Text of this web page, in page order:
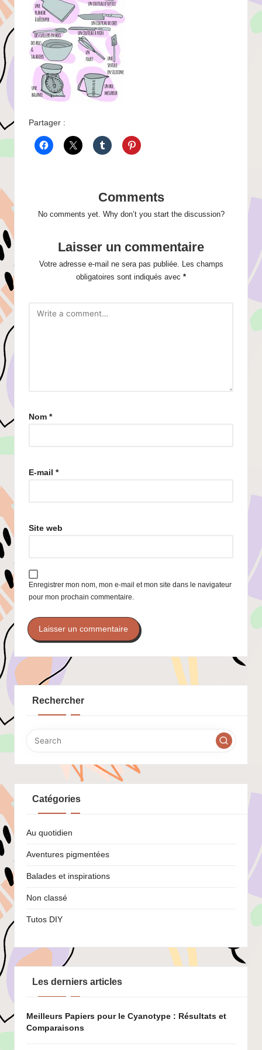
Partager :
Comments
No comments yet. Why don’t you start the discussion?
Laisser un commentaire
Votre adresse e-mail ne sera pas publiée.
Les champs
obligatoires sont indiqués avec *
Nom *
E-mail *
Site web
Enregistrer mon nom, mon e-mail et mon site dans le navigateur
pour mon prochain commentaire.
Rechercher
Catégories
Au quotidien
Aventures pigmentées
Balades et inspirations
Non classé
Tutos DIY
Les derniers articles
Meilleurs Papiers pour le Cyanotype : Résultats et
Comparaisons